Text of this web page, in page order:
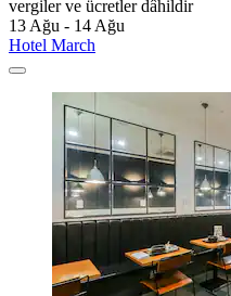
vergiler ve ücretler dâhildir
13 Ağu - 14 Ağu
Hotel March